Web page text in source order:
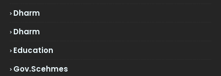
Dharm
Dharm
Education
Gov.scehmes